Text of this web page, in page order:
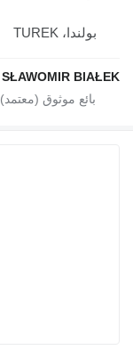
بولندا، TUREK
SŁAWOMIR BIAŁEK